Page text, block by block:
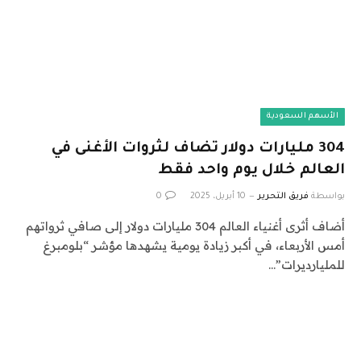
الأسهم السعودية
304 مليارات دولار تضاف لثروات الأغنى في
العالم خلال يوم واحد فقط
بواسطة فريق التحرير 10 أبريل، 2025 0
أضاف أثرى أغنياء العالم 304 مليارات دولار إلى صافي ثرواتهم
أمس الأربعاء، في أكبر زيادة يومية يشهدها مؤشر “بلومبرغ
للمليارديرات”…